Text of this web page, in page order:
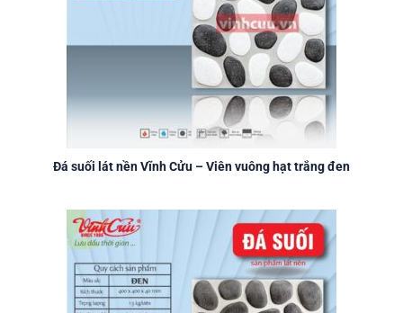
Đá suối lát nền Vĩnh Cửu – Viên vuông hạt trắng đen